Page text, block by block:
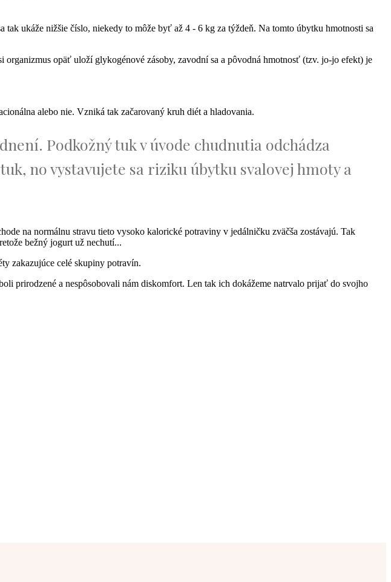
ukáže nižšie číslo, niekedy to môže byť až 4 - 6 kg za týždeň. Na tomto úbytku hmotnosti sa
opäť uloží glykogénové zásoby, zavodní sa a pôvodná hmotnosť (tzv. jo-jo efekt) je
alebo nie. Vzniká tak začarovaný kruh diét a hladovania.
Podkožný tuk v úvode chudnutia odchádza
no vystavujete sa riziku úbytku svalovej hmoty a
na normálnu stravu tieto vysoko kalorické potraviny v jedálničku zväčša zostávajú. Tak
bežný jogurt už nechutí...
zakazujúce celé skupiny potravín.
prirodzené a nespôsobovali nám diskomfort. Len tak ich dokážeme natrvalo prijať do svojho